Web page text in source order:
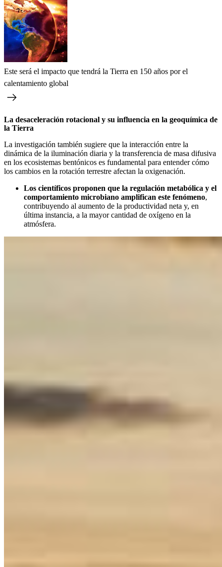
Este será el impacto que tendrá la Tierra en 150 años por el
calentamiento global
La desaceleración rotacional y su influencia en la geoquímica de
la Tierra
La investigación también sugiere que la interacción entre la
dinámica de la iluminación diaria y la transferencia de masa difusiva
en los ecosistemas bentónicos es fundamental para entender cómo
los cambios en la rotación terrestre afectan la oxigenación.
Los científicos proponen que la regulación metabólica y el
comportamiento microbiano amplifican este fenómeno,
contribuyendo al aumento de la productividad neta y, en
última instancia, a la mayor cantidad de oxígeno en la
atmósfera.